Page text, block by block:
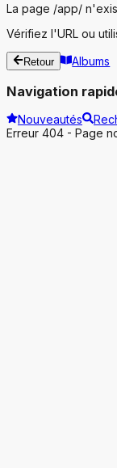
La page /app/
Vérifiez l'URL ou
Retour Albums
Navigation
Nouveautés
Erreur 404 - Page